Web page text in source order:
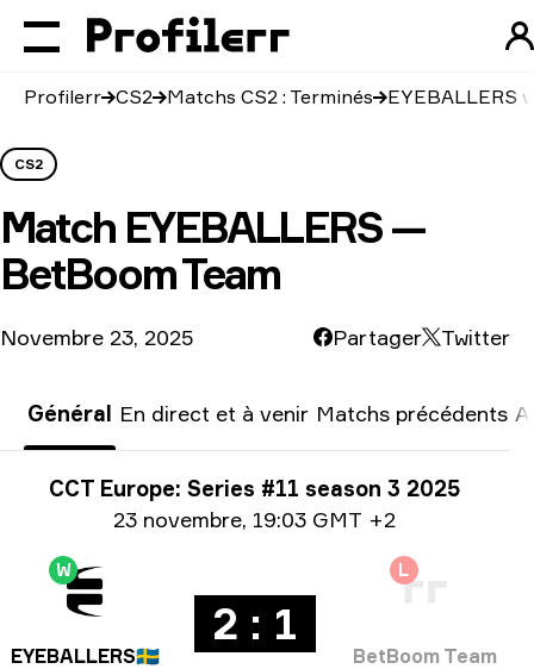
Profilerr CS2 Matchs CS2 : Terminés EYEBALLERS
CS2
Match EYEBALLERS —
BetBoom Team
Novembre 23, 2025 Partager Twitter
Général En direct et à venir Matchs précédents
Informations sur le tournoi
CCT Europe: Series #11 season 3 2025
Information sur la date
23 novembre, 19:03 GMT +2
W
EYEBALLERS🇸🇪
2 : 1
L
BetBoom Team